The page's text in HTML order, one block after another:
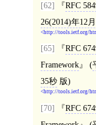
[62] RFC
26(2014)年12
http://tools.ietf.org/
[65]
RFC
Framework
(
35秒版)
http://tools.ietf.org/
[70]
RFC